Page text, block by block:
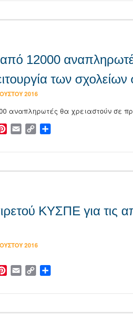
από 12000
των
2016
αναπληρωτές θα χρειαστούν σε
Pinterest
Email Copy
ΚΥΣΠΕ για
2016
Pinterest
Email Copy